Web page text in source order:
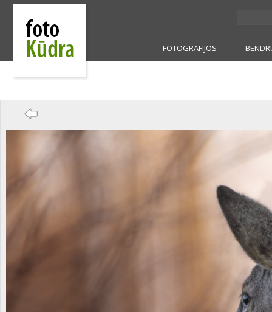
FOTOGRAFIJOS